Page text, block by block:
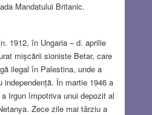
Mandatului Britanic.
1912, în Ungaria – d. aprilie
mișcării sioniste Betar, care
ilegal în Palestina, unde a
independență. În martie 1946 a
Irgun împotriva unui depozit al
Zece zile mai târziu a